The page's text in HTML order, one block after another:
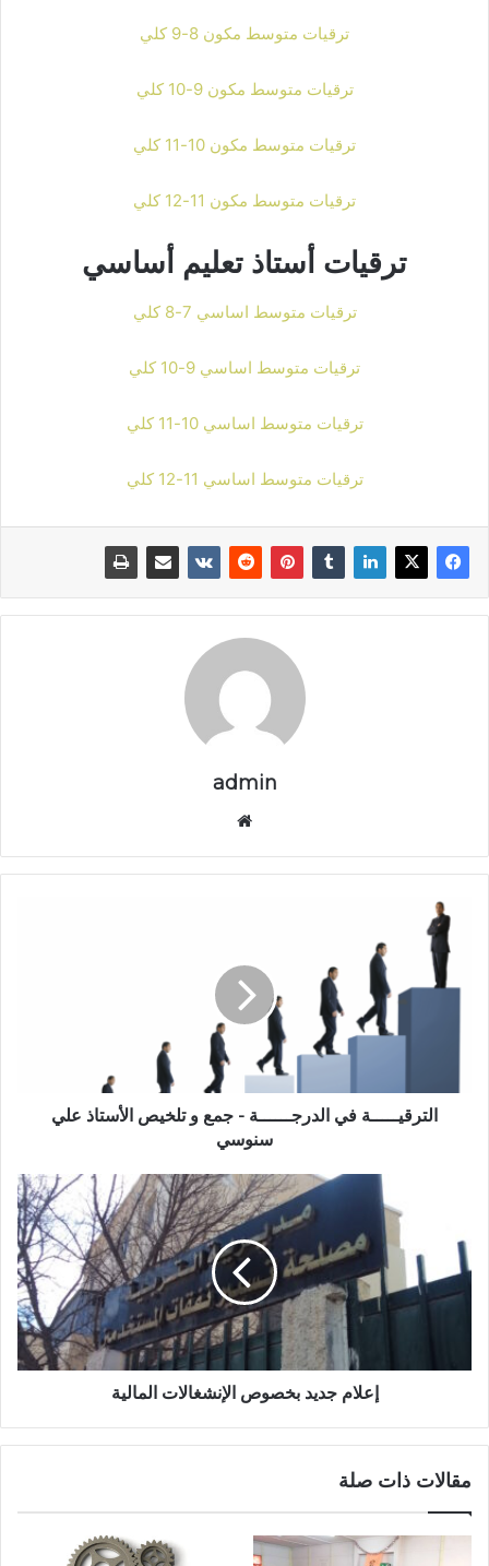
ترقيات متوسط مكون 8-9 كلي
ترقيات متوسط مكون 9-10 كلي
ترقيات متوسط مكون 10-11 كلي
ترقيات متوسط مكون 11-12 كلي
ترقيات أستاذ تعليم أساسي
ترقيات متوسط اساسي 7-8 كلي
ترقيات متوسط اساسي 9-10 كلي
ترقيات متوسط اساسي 10-11 كلي
ترقيات متوسط اساسي 11-12 كلي
admin
الوي
الترقيـــــة في الدرجــــــة - جمع و تلخيص الأستاذ علي
سنوسي
إعلام جديد بخصوص الإنشغالات المالية
مقالات ذات صلة